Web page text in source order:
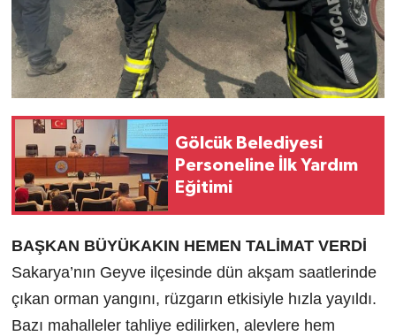
Gölcük Belediyesi
Personeline İlk Yardım
Eğitimi
BAŞKAN BÜYÜKAKIN HEMEN TALİMAT VERDİ
Sakarya’nın Geyve ilçesinde dün akşam saatlerinde
çıkan orman yangını, rüzgarın etkisiyle hızla yayıldı.
Bazı mahalleler tahliye edilirken, alevlere hem